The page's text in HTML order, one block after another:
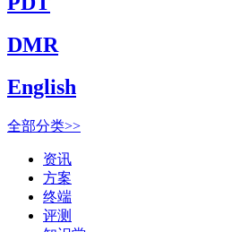
DMR
English
全部分类>>
资讯
方案
终端
评测